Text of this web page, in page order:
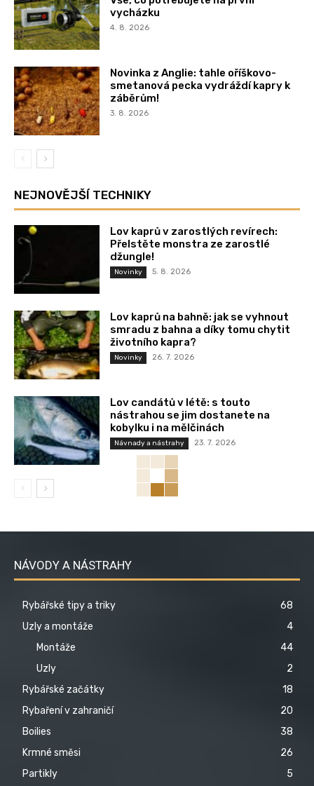
vycházku
4. 8. 2026
Novinka z Anglie: tahle oříškovo-
smetanová pecka vydráždí kapry k
záběrům!
3. 8. 2026
NEJNOVĚJŠÍ TECHNIKY
Lov kaprů v zarostlých revírech:
Přelstěte monstra ze zarostlé
džungle!
Novinky 5. 8. 2026
Lov kaprů na bahně: jak se vyhnout
smradu z bahna a díky tomu chytit
životního kapra?
Novinky 26. 7. 2026
Lov candátů v létě: s touto
nástrahou se jim dostanete na
kobylku i na mělčinách
Návnady a nástrahy 23. 7. 2026
NÁVODY A NÁSTRAHY
Rybářské tipy a triky
68
Uzly a montáže
4
Montáže
44
Uzly
2
Rybářské začátky
18
Rybaření v zahraničí
20
Boilies
38
Krmné směsi
26
Partikly
5